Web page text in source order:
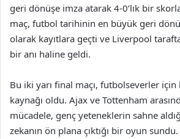
geri dönüşe imza atarak 4-0’lık bir
maç, futbol tarihinin en büyük geri
olarak kayıtlara geçti ve Liverpool
bir anı haline geldi.
Bu iki yarı final maçı, futbolseverler
kaynağı oldu. Ajax ve Tottenham
mücadele, genç yeteneklerin sahne
zekanın ön plana çıktığı bir oyun